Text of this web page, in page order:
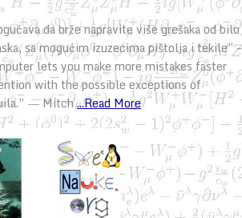
da brže napravite više grešaka od bilo
sa mogućim izuzecima pištolja i tekile” –
lets you make more mistakes faster
with the possible exceptions of
― Mitch...Read More